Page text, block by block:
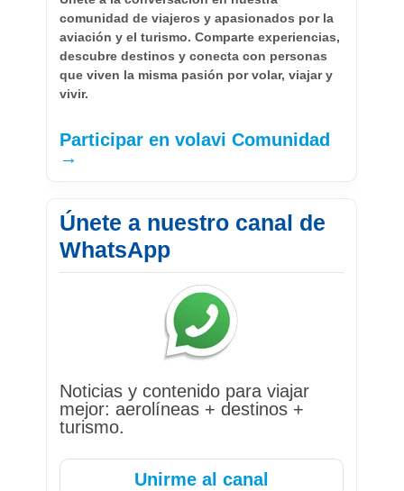
comunidad de viajeros y apasionados por la
aviación y el turismo. Comparte experiencias,
descubre destinos y conecta con personas
que viven la misma pasión por volar, viajar y
vivir.
Participar en volavi Comunidad
→
Únete a nuestro canal de
WhatsApp
Noticias y contenido para viajar
mejor: aerolíneas + destinos +
turismo.
Unirme al canal